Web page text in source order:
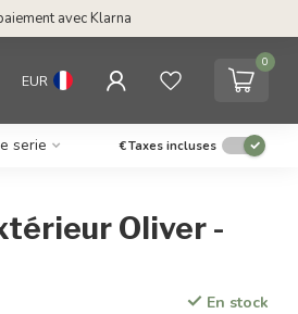
avec Klarna
EUR
0
serie €Taxes incluses
Oliver -
En stock